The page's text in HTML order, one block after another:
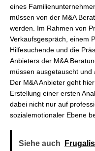
eines
müssen von der M&A
werden. Im Rahmen von
Verkaufsgespräch, einem
Hilfesuchende und die
Anbieters der M&A
müssen ausgetauscht und
Der M&A Anbieter geht
Erstellung einer ersten
dabei nicht nur auf
sozialemotionaler Ebene
Siehe auch